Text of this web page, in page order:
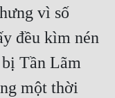
vì số
đều kìm nén
Tần Lãm
một thời